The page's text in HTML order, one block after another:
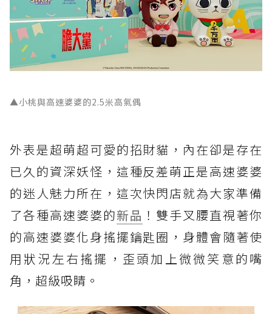
▲小桃與高速婆婆的2.5米高氣偶
外表是超萌超可愛的招財貓，內在卻是存在
已久的資深妖怪，這種反差萌正是高速婆婆
的迷人魅力所在，這次快閃店就為大家準備
了各種高速婆婆的新品 ！雙手叉腰直視著你
的高速婆婆化身搖擺鑰匙圈，身體會隨著使
用狀況左右搖擺，歪頭加上微微笑意的嘴
角，超級吸睛。